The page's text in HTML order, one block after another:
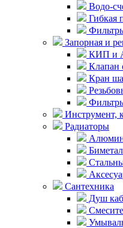
Водо-
Гибкая
Запорная и
КИП и
Клапан
Кран
Инструмент,
Радиаторы
Сантехника
Душ